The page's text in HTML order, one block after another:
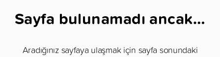
Sayfa bulunamadı ancak…
Aradığınız sayfaya ulaşmak için sayfa sonundaki